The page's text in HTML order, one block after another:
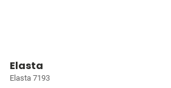
Elasta
Elasta 7193